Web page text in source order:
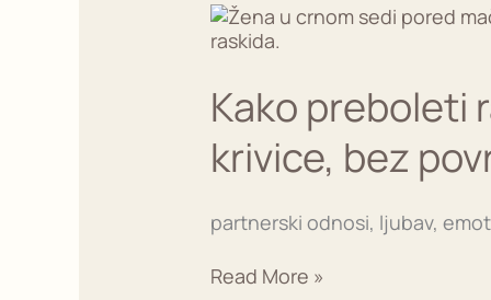
Kako preboleti
krivice, bez
partnerski odnosi, ljubav,
Kako
preboleti
sa
ljubavnikom
bez
krivice,
povratka
Read More »